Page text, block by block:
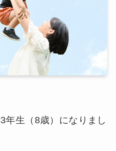
年生（8歳）になりまし